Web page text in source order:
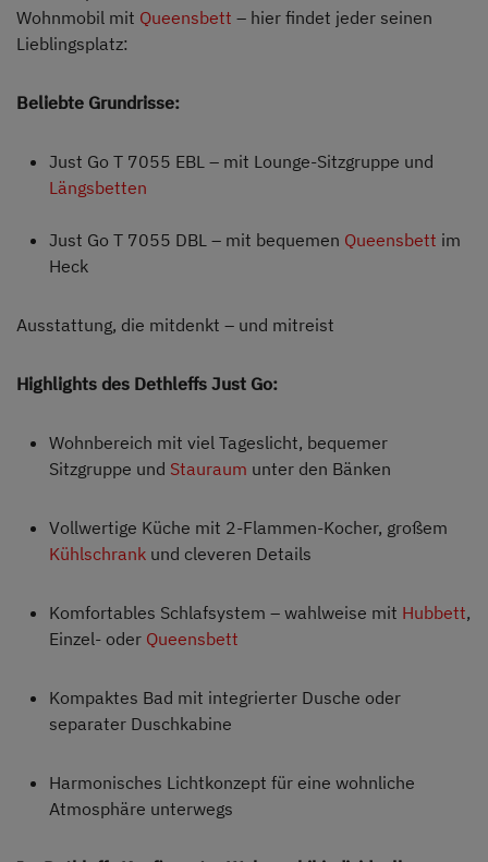
Wohnmobil mit Queensbett – hier findet jeder seinen
Lieblingsplatz:
Beliebte Grundrisse:
Just Go T 7055 EBL – mit Lounge-Sitzgruppe und
Längsbetten
Just Go T 7055 DBL – mit bequemen Queensbett im
Heck
Ausstattung, die mitdenkt – und mitreist
Highlights des Dethleffs Just Go:
Wohnbereich mit viel Tageslicht, bequemer
Sitzgruppe und Stauraum unter den Bänken
Vollwertige Küche mit 2-Flammen-Kocher, großem
Kühlschrank und cleveren Details
Komfortables Schlafsystem – wahlweise mit Hubbett,
Einzel- oder Queensbett
Kompaktes Bad mit integrierter Dusche oder
separater Duschkabine
Harmonisches Lichtkonzept für eine wohnliche
Atmosphäre unterwegs